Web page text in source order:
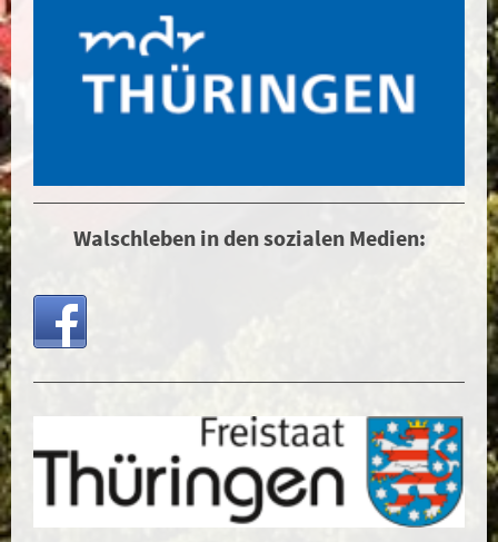
Walschleben in den sozialen Medien: